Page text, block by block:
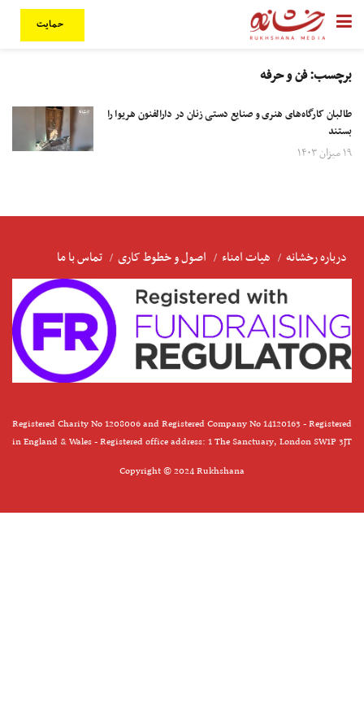
حمایت
برچسب:فن و حرفه
طالبان کارگاه‌های هنری و صنایع دستی زنان در دارالفنون هریوا را
بستند
۱۹ میزان ۱۴۰۳
درباره رخشانه هیات امناء اصول و خطوط کاری تماس با ما
Registered Charity No 1208006 and Registered Company No 14120163 - Registered
in England & Wales - Registered office address: 1 The Sanctuary, London SW1P 3JT
Copyright © 2024 Rukhshana